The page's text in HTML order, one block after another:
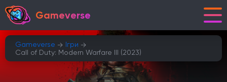
Gameverse
Gameverse
Ігри
Call of Duty: Modern Warfare III (2023)